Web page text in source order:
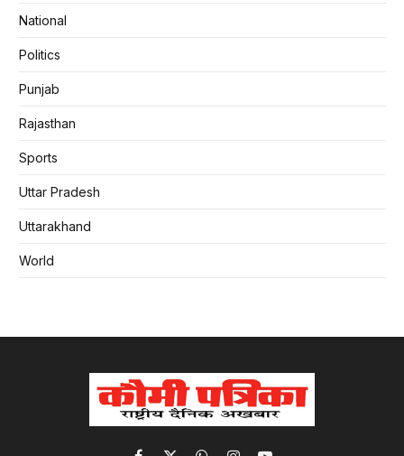
National
Politics
Punjab
Rajasthan
Sports
Uttar Pradesh
Uttarakhand
World